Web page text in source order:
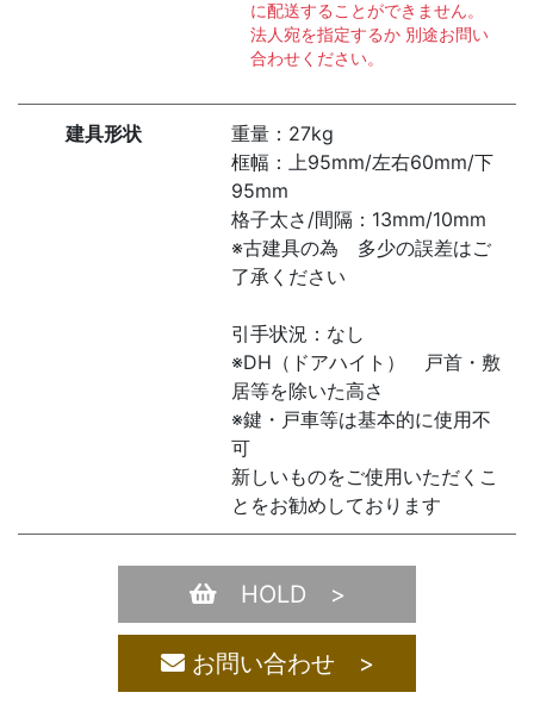
に配送することができません。
法人宛を指定するか 別途お問い
合わせください。
建具形状
重量：27kg
框幅：上95mm/左右60mm/下
95mm
格子太さ/間隔：13mm/10mm
※古建具の為 多少の誤差はご
了承ください
引手状況：なし
※DH（ドアハイト） 戸首・敷
居等を除いた高さ
※鍵・戸車等は基本的に使用不
可
新しいものをご使用いただくこ
とをお勧めしております
HOLD >
お問い合わせ >